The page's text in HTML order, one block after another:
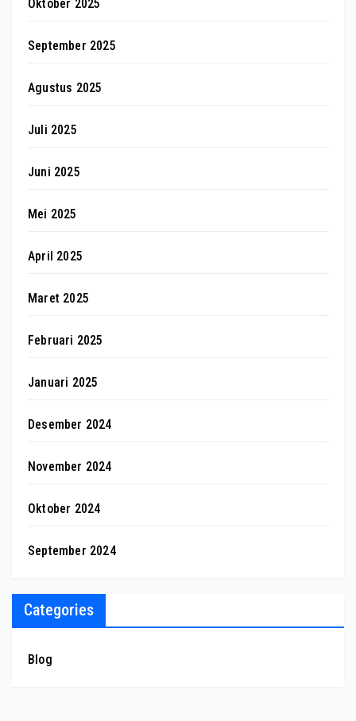
Oktober 2025
September 2025
Agustus 2025
Juli 2025
Juni 2025
Mei 2025
April 2025
Maret 2025
Februari 2025
Januari 2025
Desember 2024
November 2024
Oktober 2024
September 2024
Categories
Blog